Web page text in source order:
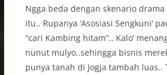
Ngga beda dengan skenario
itu.. Rupanya ‘Asosiasi Sengkuni’
“cari Kambing hitam”.. Kalo’
nunut mulyo..sehingga bisnis
punya tanah di Jogja tambah luas..